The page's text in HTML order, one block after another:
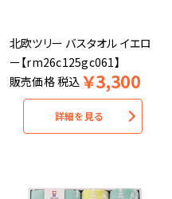
北欧ツリー バスタオル イエロ
ー【rm26c125gc061】
販売価格税込 ￥3,300
詳細を見る